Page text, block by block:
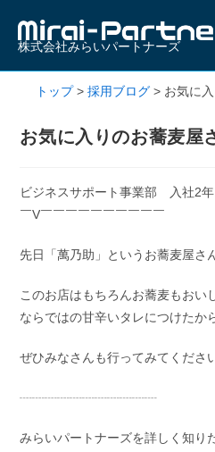
株式会社みらいパートナーズ
トップ> 採用ブログ > お気に
お気に入りのお蕎麦屋
ビジネスサポート事業部 入社2
￣V￣￣￣￣￣￣￣￣￣￣
先日「萬乃助」というお蕎麦屋さ
このお店はもちろんお蕎麦もおい
ならではの甘辛いタレにつけたか
ぜひみなさんも行ってみてくださ
┈┈┈┈┈┈┈┈┈┈┈
みらいパートナーズを詳しく知り